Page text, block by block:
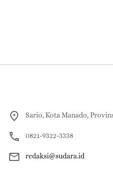
Sario, Kota Manado,
0821-9322-3338
redaksi@sudara.id